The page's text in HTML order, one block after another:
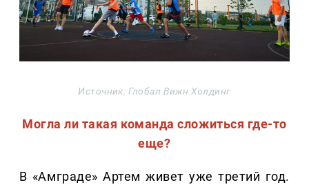
Источник: Глобал Вижн Холдинг
Могла ли такая команда сложиться где-то
еще?
В «Амграде» Артем живет уже третий год.